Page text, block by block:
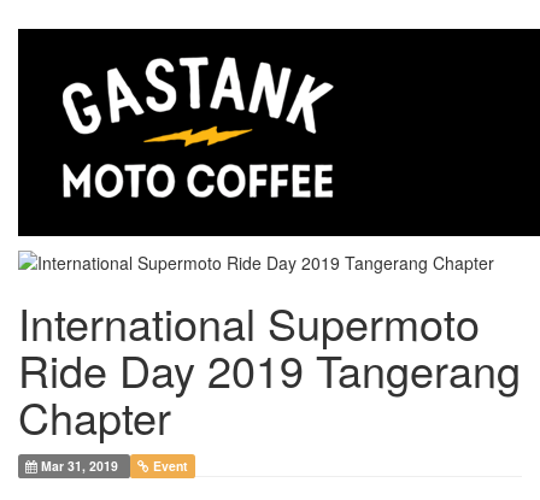
International Supermoto
Ride Day 2019 Tangerang
Chapter
Mar 31, 2019 Event